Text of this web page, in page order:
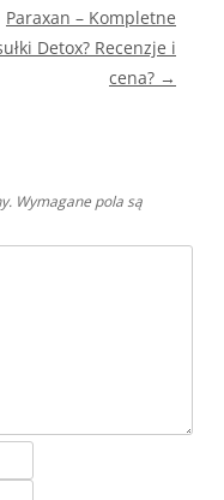
Paraxan – Kompletne
Detox? Recenzje i
cena? →
Wymagane pola są